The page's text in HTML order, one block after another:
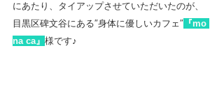
にあたり、タイアップさせていただいたのが、
目黒区碑文谷にある″身体に優しいカフェ″ 『mo
na ca』 様です♪